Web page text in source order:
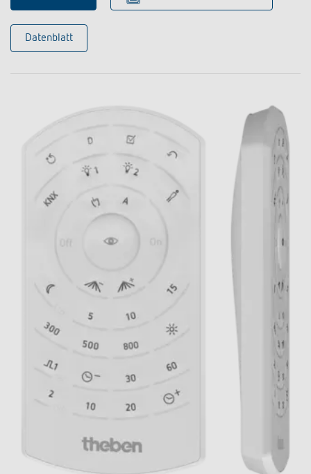
Datenblatt